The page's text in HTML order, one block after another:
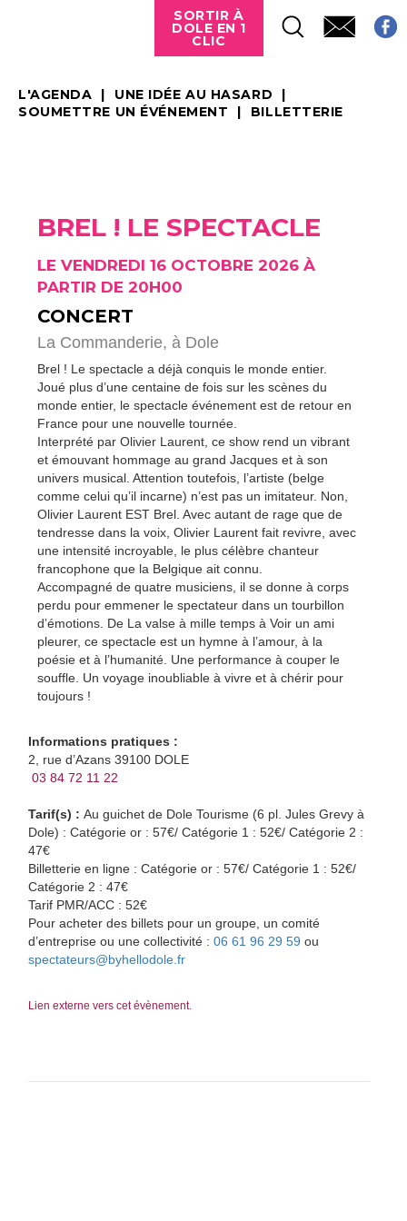
SORTIR À
DOLE EN 1
CLIC
L'AGENDA
UNE IDÉE AU HASARD
SOUMETTRE UN ÉVÉNEMENT
BILLETTERIE
BREL ! LE SPECTACLE
LE VENDREDI 16 OCTOBRE 2026 À
PARTIR DE 20H00
CONCERT
La Commanderie, à Dole
Brel ! Le spectacle a déjà conquis le monde entier.
Joué plus d’une centaine de fois sur les scènes du
monde entier, le spectacle événement est de retour en
France pour une nouvelle tournée.
Interprété par Olivier Laurent, ce show rend un vibrant
et émouvant hommage au grand Jacques et à son
univers musical. Attention toutefois, l’artiste (belge
comme celui qu’il incarne) n’est pas un imitateur. Non,
Olivier Laurent EST Brel. Avec autant de rage que de
tendresse dans la voix, Olivier Laurent fait revivre, avec
une intensité incroyable, le plus célèbre chanteur
francophone que la Belgique ait connu.
Accompagné de quatre musiciens, il se donne à corps
perdu pour emmener le spectateur dans un tourbillon
d’émotions. De La valse à mille temps à Voir un ami
pleurer, ce spectacle est un hymne à l’amour, à la
poésie et à l’humanité. Une performance à couper le
souffle. Un voyage inoubliable à vivre et à chérir pour
toujours !
Informations pratiques :
2, rue d’Azans 39100 DOLE
03 84 72 11 22
Tarif(s) : Au guichet de Dole Tourisme (6 pl. Jules Grevy à
Dole) : Catégorie or : 57€/ Catégorie 1 : 52€/ Catégorie 2 :
47€
Billetterie en ligne : Catégorie or : 57€/ Catégorie 1 : 52€/
Catégorie 2 : 47€
Tarif PMR/ACC : 52€
Pour acheter des billets pour un groupe, un comité
d’entreprise ou une collectivité : 06 61 96 29 59 ou
spectateurs@byhellodole.fr
Lien externe vers cet évènement.